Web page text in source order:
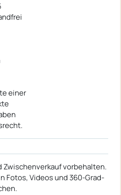
einer
Zwischenverkauf vorbehalten.
Fotos, Videos und 360-Grad-